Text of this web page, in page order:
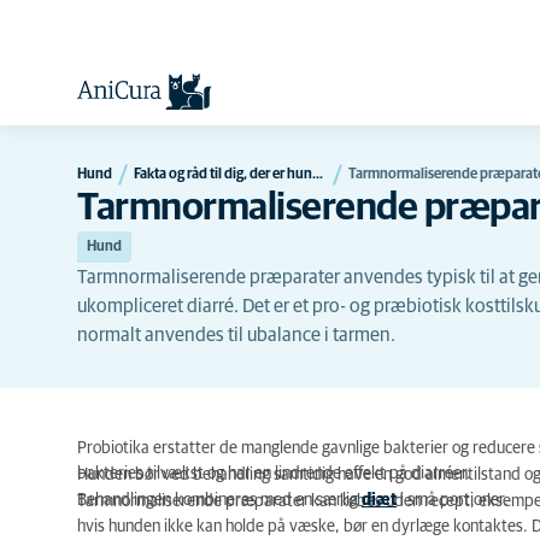
Hund Fakta og råd til dig, der er hundeejer Tarmnormaliserende
Tarmnormaliserende
Hund
Tarmnormaliserende præparater anvendes typisk til at
ukompliceret diarré. Det er et pro- og præbiotisk
normalt anvendes til ubalance i tarmen.
Probiotika erstatter de manglende gavnlige bakterier og
bakteries tilvækst og har en lindrende effekt på diarréer.
Hunden bør ved behandling samtidig have en god almentilstand
Behandlingen kombineres med en særligdiæti små portioner.
Tarmnormaliserende præparater kan købes uden recept,
hvis hunden ikke kan holde på væske, bør en dyrlæge